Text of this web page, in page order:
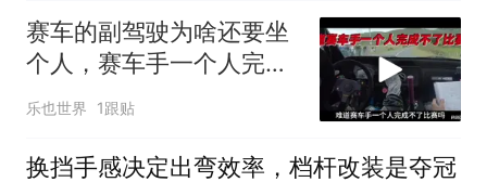
赛车的副驾驶为啥还要坐
个人，赛车手一个人完成
不了比赛吗？
乐也世界 1跟贴
换挡手感决定出弯效率，档杆改装是夺冠